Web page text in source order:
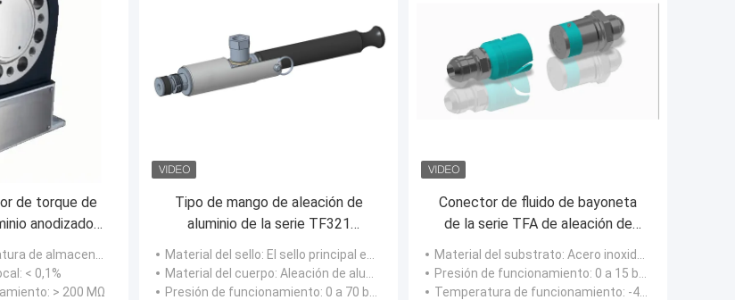
de torque de
anodizado
almacenamiento
: - entre 25 y 80 °C
: < 0,1%
: > 200 MΩ
Tipo de mango de aleación de
aluminio de la serie TF321
(adecuado para aplicaciones de
alta presión)
Material del sello: El sello principal está hecho de caucho nitrilo (NBR) por defecto
Material del cuerpo: Aleación de aluminio, otros materiales también se pueden elegir según las necesidades del cliente
Presión de funcionamiento: 0 a 70 bar
Conector de fluido de bayoneta
de la serie TFA de aleación de
inoxidable
Material del substrato: Acero inoxidable, aleación de aluminio, latón
Presión de funcionamiento: 0 a 15 bar
Temperatura de funcionamiento: -45 °C - 200 °C